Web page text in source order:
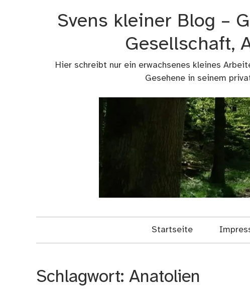
Svens kleiner Blog –
Gesellschaft,
Hier schreibt nur ein erwachsenes kleines
Gesehene in seinem
Startseite
Schlagwort: Anatolien